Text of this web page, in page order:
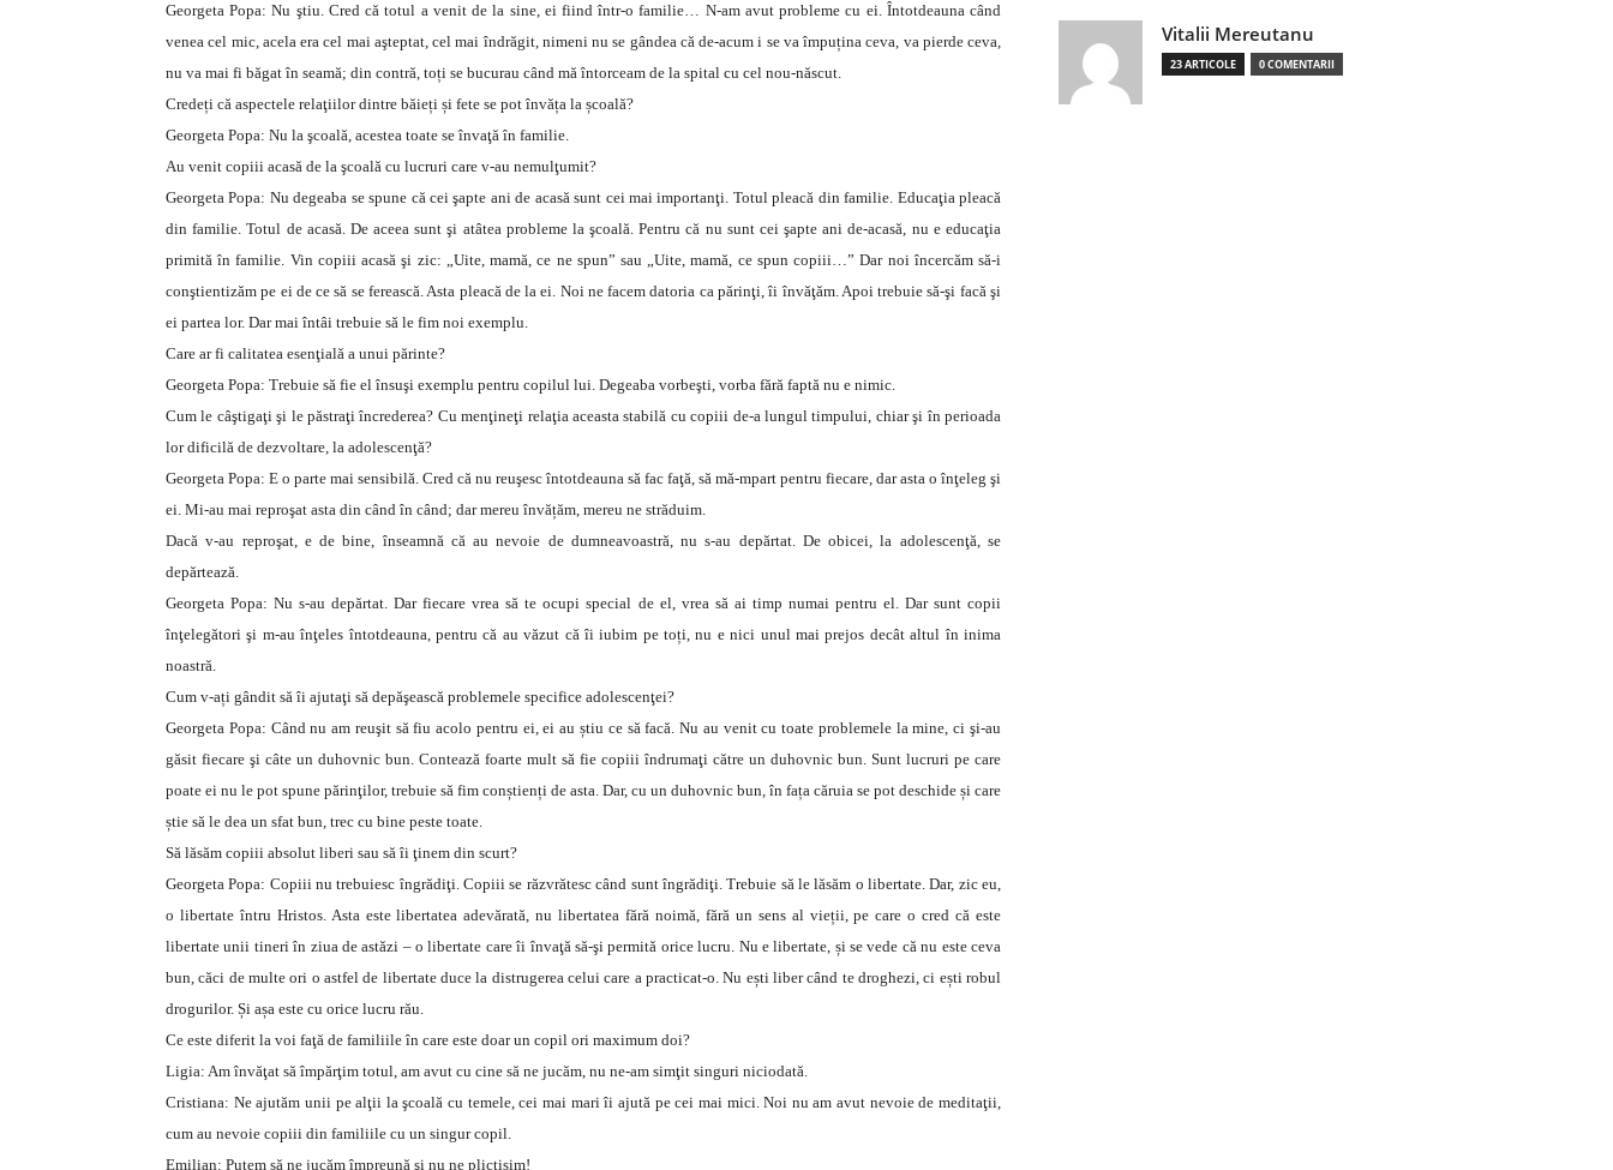
Georgeta Popa: Nu ştiu. Cred că totul a venit de la sine, ei fiind într-o familie… N-am avut probleme cu ei. Întotdeauna când
venea cel mic, acela era cel mai aşteptat, cel mai îndrăgit, nimeni nu se gândea că de-acum i se va împuțina ceva, va pierde ceva,
nu va mai fi băgat în seamă; din contră, toți se bucurau când mă întorceam de la spital cu cel nou-născut.
Credeți că aspectele relaţiilor dintre băieți și fete se pot învăța la școală?
Georgeta Popa: Nu la şcoală, acestea toate se învaţă în familie.
Au venit copiii acasă de la şcoală cu lucruri care v-au nemulţumit?
Georgeta Popa: Nu degeaba se spune că cei şapte ani de acasă sunt cei mai importanţi. Totul pleacă din familie. Educaţia pleacă
din familie. Totul de acasă. De aceea sunt şi atâtea probleme la şcoală. Pentru că nu sunt cei şapte ani de-acasă, nu e educaţia
primită în familie. Vin copiii acasă şi zic: „Uite, mamă, ce ne spun” sau „Uite, mamă, ce spun copiii…” Dar noi încercăm să-i
conştientizăm pe ei de ce să se ferească. Asta pleacă de la ei. Noi ne facem datoria ca părinţi, îi învăţăm. Apoi trebuie să-şi facă şi
ei partea lor. Dar mai întâi trebuie să le fim noi exemplu.
Care ar fi calitatea esenţială a unui părinte?
Georgeta Popa: Trebuie să fie el însuşi exemplu pentru copilul lui. Degeaba vorbeşti, vorba fără faptă nu e nimic.
Cum le câştigaţi şi le păstraţi încrederea? Cu menţineţi relaţia aceasta stabilă cu copiii de-a lungul timpului, chiar şi în perioada
lor dificilă de dezvoltare, la adolescenţă?
Georgeta Popa: E o parte mai sensibilă. Cred că nu reuşesc întotdeauna să fac faţă, să mă-mpart pentru fiecare, dar asta o înţeleg şi
ei. Mi-au mai reproşat asta din când în când; dar mereu învățăm, mereu ne străduim.
Dacă v-au reproşat, e de bine, înseamnă că au nevoie de dumneavoastră, nu s-au depărtat. De obicei, la adolescenţă, se
depărtează.
Georgeta Popa: Nu s-au depărtat. Dar fiecare vrea să te ocupi special de el, vrea să ai timp numai pentru el. Dar sunt copii
înţelegători şi m-au înţeles întotdeauna, pentru că au văzut că îi iubim pe toți, nu e nici unul mai prejos decât altul în inima
noastră.
Cum v-ați gândit să îi ajutaţi să depăşească problemele specifice adolescenţei?
Georgeta Popa: Când nu am reuşit să fiu acolo pentru ei, ei au știu ce să facă. Nu au venit cu toate problemele la mine, ci şi-au
găsit fiecare şi câte un duhovnic bun. Contează foarte mult să fie copiii îndrumaţi către un duhovnic bun. Sunt lucruri pe care
poate ei nu le pot spune părinţilor, trebuie să fim conștienți de asta. Dar, cu un duhovnic bun, în fața căruia se pot deschide și care
știe să le dea un sfat bun, trec cu bine peste toate.
Să lăsăm copiii absolut liberi sau să îi ţinem din scurt?
Georgeta Popa: Copiii nu trebuiesc îngrădiţi. Copiii se răzvrătesc când sunt îngrădiţi. Trebuie să le lăsăm o libertate. Dar, zic eu,
o libertate întru Hristos. Asta este libertatea adevărată, nu libertatea fără noimă, fără un sens al vieții, pe care o cred că este
libertate unii tineri în ziua de astăzi – o libertate care îi învaţă să-şi permită orice lucru. Nu e libertate, și se vede că nu este ceva
bun, căci de multe ori o astfel de libertate duce la distrugerea celui care a practicat-o. Nu ești liber când te droghezi, ci ești robul
drogurilor. Și așa este cu orice lucru rău.
Ce este diferit la voi faţă de familiile în care este doar un copil ori maximum doi?
Ligia: Am învăţat să împărţim totul, am avut cu cine să ne jucăm, nu ne-am simţit singuri niciodată.
Cristiana: Ne ajutăm unii pe alţii la şcoală cu temele, cei mai mari îi ajută pe cei mai mici. Noi nu am avut nevoie de meditaţii,
cum au nevoie copiii din familiile cu un singur copil.
Emilian: Putem să ne jucăm împreună şi nu ne plictisim!
Vitalii Mereutanu
23 ARTICOLE 0 COMENTARII